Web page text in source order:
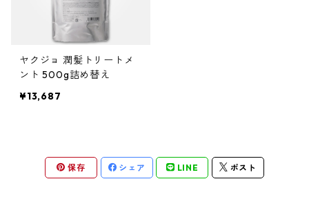
ヤクジョ 潤髪トリートメ
ント 500g詰め替え
¥13,687
保存 シェア LINE ポスト